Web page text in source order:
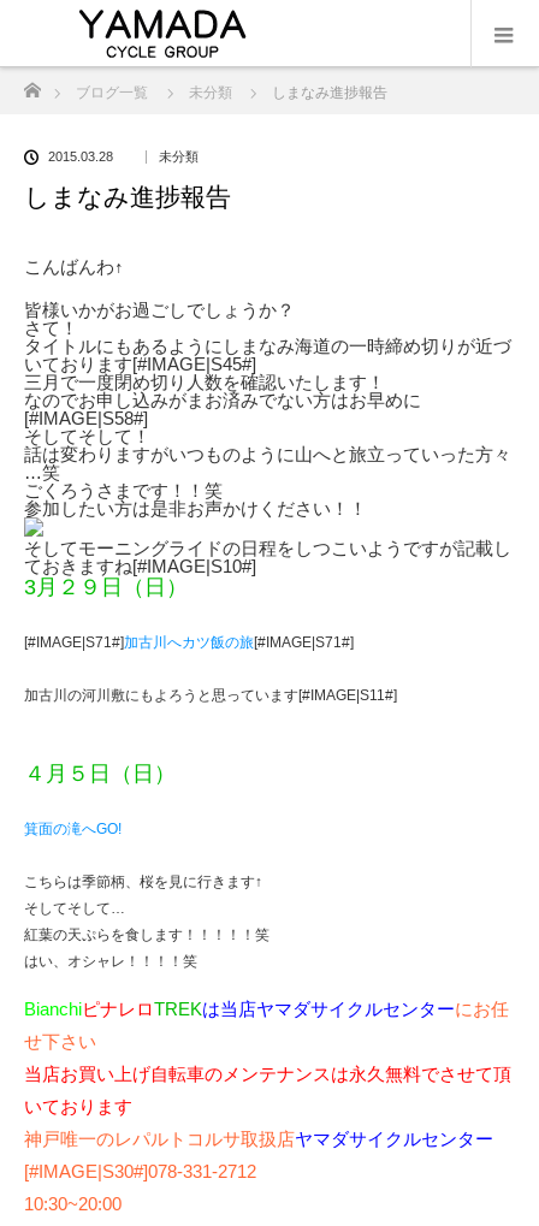
ブログ一覧 未分類 しまなみ進捗報告
2015.03.28 未分類
しまなみ進捗報告
こんばんわ↑
皆様いかがお過ごしでしょうか？
さて！
タイトルにもあるようにしまなみ海道の一時締め切りが近づ
いております[#IMAGE|S45#]
三月で一度閉め切り人数を確認いたします！
なのでお申し込みがまお済みでない方はお早めに
[#IMAGE|S58#]
そしてそして！
話は変わりますがいつものように山へと旅立っていった方々
…笑
ごくろうさまです！！笑
参加したい方は是非お声かけください！！
そしてモーニングライドの日程をしつこいようですが記載し
ておきますね[#IMAGE|S10#]
3月２９日（日）
[#IMAGE|S71#]加古川へカツ飯の旅[#IMAGE|S71#]
加古川の河川敷にもよろうと思っています[#IMAGE|S11#]
４月５日（日）
箕面の滝へGO!
こちらは季節柄、桜を見に行きます↑
そしてそして…
紅葉の天ぷらを食します！！！！！笑
はい、オシャレ！！！！笑
BianchiピナレロTREKは当店ヤマダサイクルセンターにお任
せ下さい
当店お買い上げ自転車のメンテナンスは永久無料でさせて頂
いております
神戸唯一のレパルトコルサ取扱店ヤマダサイクルセンター
[#IMAGE|S30#]078-331-2712
10:30~20:00